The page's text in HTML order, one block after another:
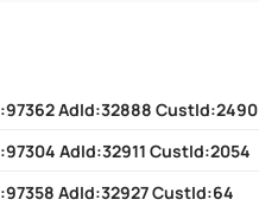
AdId:32888 CustId:2490
AdId:32911 CustId:2054
AdId:32927 CustId:64